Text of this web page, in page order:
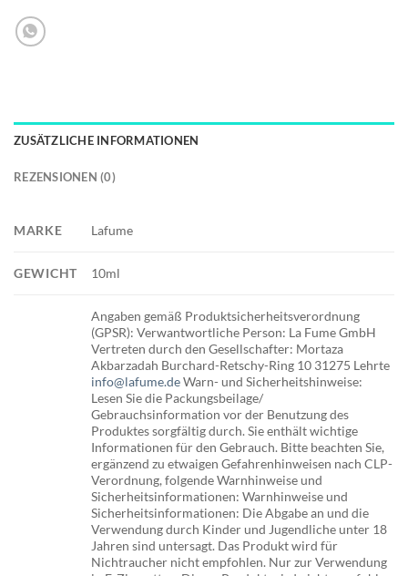
ZUSÄTZLICHE INFORMATIONEN
REZENSIONEN (0)
MARKE Lafume
GEWICHT 10ml
Angaben gemäß Produktsicherheitsverordnung
(GPSR): Verwantwortliche Person: La Fume GmbH
Vertreten durch den Gesellschafter: Mortaza
Akbarzadah Burchard-Retschy-Ring 10 31275 Lehrte
info@lafume.deWarn- und Sicherheitshinweise:
Lesen Sie die Packungsbeilage/
Gebrauchsinformation vor der Benutzung des
Produktes sorgfältig durch. Sie enthält wichtige
Informationen für den Gebrauch. Bitte beachten Sie,
ergänzend zu etwaigen Gefahrenhinweisen nach CLP-
Verordnung, folgende Warnhinweise und
Sicherheitsinformationen: Warnhinweise und
Sicherheitsinformationen: Die Abgabe an und die
Verwendung durch Kinder und Jugendliche unter 18
Jahren sind untersagt. Das Produkt wird für
Nichtraucher nicht empfohlen. Nur zur Verwendung